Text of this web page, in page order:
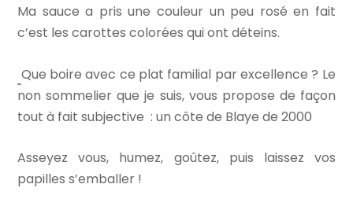
Ma sauce a pris une couleur un peu rosé en fait
c’est les carottes colorées qui ont déteins.
Que boire avec ce plat familial par excellence ? Le
non sommelier que je suis, vous propose de façon
tout à fait subjective : un côte de Blaye de 2000
Asseyez vous, humez, goûtez, puis laissez vos
papilles s’emballer !